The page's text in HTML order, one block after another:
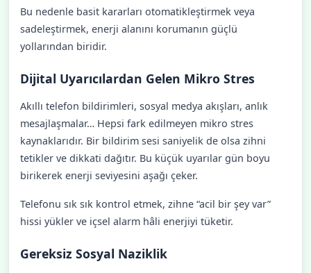
Bu nedenle basit kararları otomatikleştirmek veya
sadeleştirmek, enerji alanını korumanın güçlü
yollarından biridir.
Dijital Uyarıcılardan Gelen Mikro Stres
Akıllı telefon bildirimleri, sosyal medya akışları, anlık
mesajlaşmalar… Hepsi fark edilmeyen mikro stres
kaynaklarıdır. Bir bildirim sesi saniyelik de olsa zihni
tetikler ve dikkati dağıtır. Bu küçük uyarılar gün boyu
birikerek enerji seviyesini aşağı çeker.
Telefonu sık sık kontrol etmek, zihne “acil bir şey var”
hissi yükler ve içsel alarm hâli enerjiyi tüketir.
Gereksiz Sosyal Naziklik